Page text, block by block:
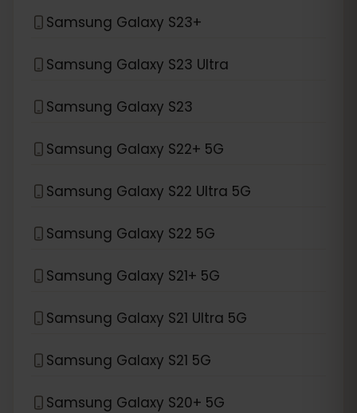
Samsung Galaxy S23+
Samsung Galaxy S23 Ultra
Samsung Galaxy S23
Samsung Galaxy S22+ 5G
Samsung Galaxy S22 Ultra 5G
Samsung Galaxy S22 5G
Samsung Galaxy S21+ 5G
Samsung Galaxy S21 Ultra 5G
Samsung Galaxy S21 5G
Samsung Galaxy S20+ 5G